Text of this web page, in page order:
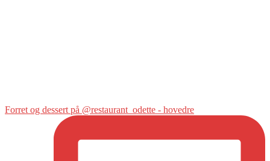
Forret og dessert på @restaurant_odette - hovedre